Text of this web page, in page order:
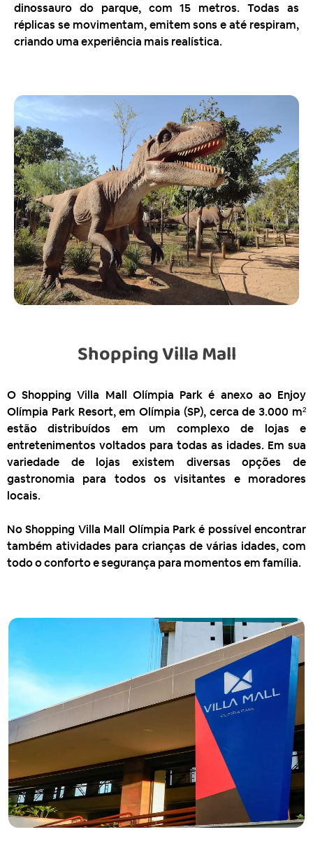
dinossauro do parque, com 15 metros. Todas as
réplicas se movimentam, emitem sons e até respiram,
criando uma experiência mais realística.
Shopping Villa Mall
O Shopping Villa Mall Olímpia Park é anexo ao Enjoy
Olímpia Park Resort, em Olímpia (SP), cerca de 3.000 m²
estão distribuídos em um complexo de lojas e
entretenimentos voltados para todas as idades. Em sua
variedade de lojas existem diversas opções de
gastronomia para todos os visitantes e moradores
locais.
No Shopping Villa Mall Olímpia Park é possível encontrar
também atividades para crianças de várias idades, com
todo o conforto e segurança para momentos em família.